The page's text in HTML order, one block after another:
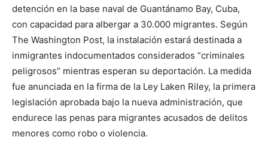
detención en la base naval de Guantánamo Bay, Cuba,
con capacidad para albergar a 30.000 migrantes. Según
The Washington Post, la instalación estará destinada a
inmigrantes indocumentados considerados “criminales
peligrosos” mientras esperan su deportación. La medida
fue anunciada en la firma de la Ley Laken Riley, la primera
legislación aprobada bajo la nueva administración, que
endurece las penas para migrantes acusados de delitos
menores como robo o violencia.